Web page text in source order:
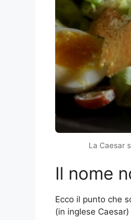
La Caesar
Il nome
Ecco il punto che
(in inglese